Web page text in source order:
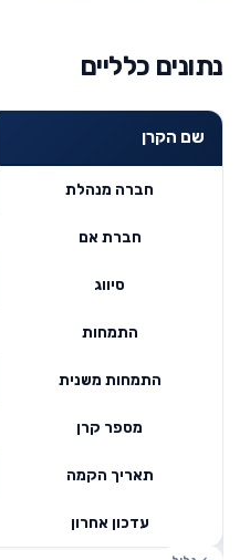
נתונים כלליים
שם הקרן
חברה מנהלת
חברת אם
סיווג
התמחות
התמחות משנית
מספר קרן
תאריך הקמה
עדכון אחרון